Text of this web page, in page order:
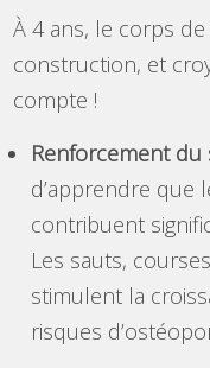
À 4 ans, le corps
construction, et
compte !
Renforcement
d’apprendre que
contribuent
Les sauts,
stimulent la
risques